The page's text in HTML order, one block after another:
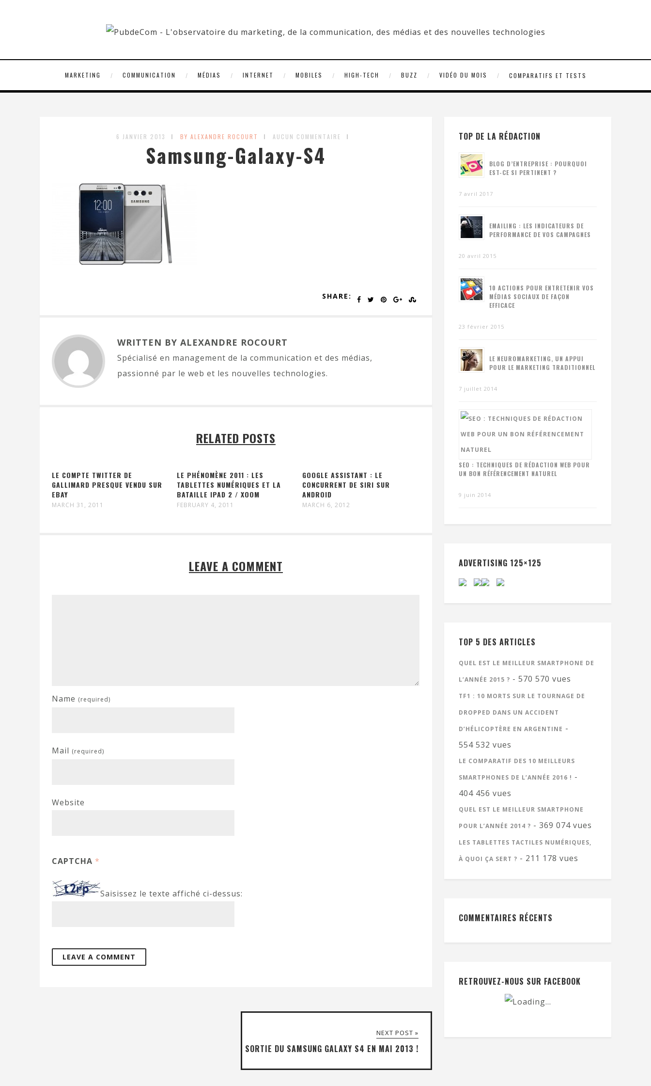
MARKETING COMMUNICATION MÉDIAS INTERNET MOBILES HIGH-TECH BUZZ VIDÉO DU MOIS COMPARATIFS ET TESTS
6 JANVIER 2013 BY ALEXANDRE ROCOURT AUCUN COMMENTAIRE
Samsung-Galaxy-S4
SHARE:
WRITTEN BY ALEXANDRE ROCOURT
Spécialisé en management de la communication et des médias,
passionné par le web et les nouvelles technologies.
RELATED POSTS
LE COMPTE TWITTER DE
GALLIMARD PRESQUE VENDU SUR
EBAY
MARCH 31, 2011
LE PHÉNOMÈNE 2011 : LES
TABLETTES NUMÉRIQUES ET LA
BATAILLE IPAD 2 / XOOM
FEBRUARY 4, 2011
GOOGLE ASSISTANT : LE
CONCURRENT DE SIRI SUR
ANDROID
MARCH 6, 2012
LEAVE A COMMENT
Name (required)
Mail (required)
Website
CAPTCHA *
Saisissez le texte affiché ci-dessus:
NEXT POST »
SORTIE DU SAMSUNG GALAXY S4 EN MAI 2013 !
TOP DE LA RÉDACTION
BLOG D’ENTREPRISE : POURQUOI
EST-CE SI PERTINENT ?
7 avril 2017
EMAILING : LES INDICATEURS DE
PERFORMANCE DE VOS CAMPAGNES
20 avril 2015
10 ACTIONS POUR ENTRETENIR VOS
MÉDIAS SOCIAUX DE FAÇON
EFFICACE
23 février 2015
LE NEUROMARKETING, UN APPUI
POUR LE MARKETING TRADITIONNEL
7 juillet 2014
SEO : TECHNIQUES DE RÉDACTION WEB POUR
UN BON RÉFÉRENCEMENT NATUREL
9 juin 2014
ADVERTISING 125×125
TOP 5 DES ARTICLES
QUEL EST LE MEILLEUR SMARTPHONE DE
L’ANNÉE 2015 ? - 570 570 vues
TF1 : 10 MORTS SUR LE TOURNAGE DE
DROPPED DANS UN ACCIDENT
D’HÉLICOPTÈRE EN ARGENTINE -
554 532 vues
LE COMPARATIF DES 10 MEILLEURS
SMARTPHONES DE L’ANNÉE 2016 ! -
404 456 vues
QUEL EST LE MEILLEUR SMARTPHONE
POUR L’ANNÉE 2014 ? - 369 074 vues
LES TABLETTES TACTILES NUMÉRIQUES,
À QUOI ÇA SERT ? - 211 178 vues
COMMENTAIRES RÉCENTS
RETROUVEZ-NOUS SUR FACEBOOK